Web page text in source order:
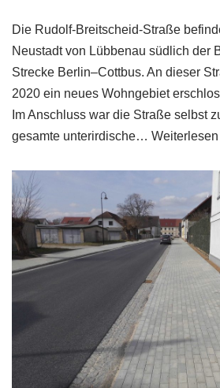
Die Rudolf-Breitscheid-Straße
Neustadt von Lübbenau südlich der
Strecke Berlin–Cottbus. An dieser
2020 ein neues Wohngebiet
Im Anschluss war die Straße selbst
gesamte unterirdische…